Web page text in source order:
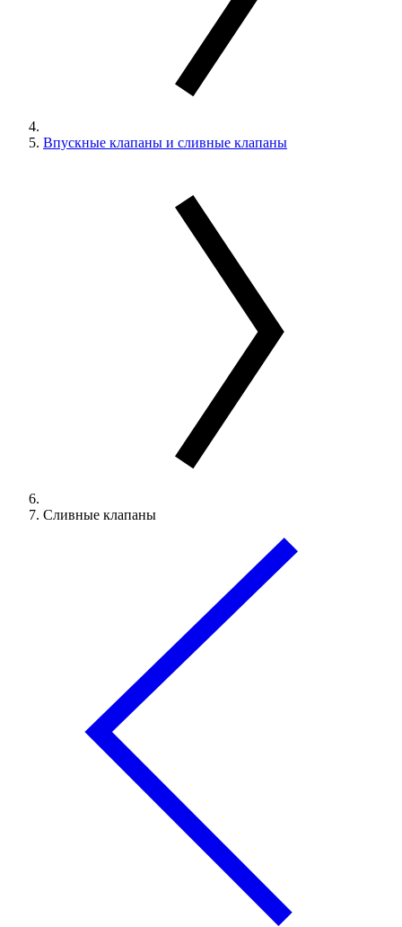
Впускные клапаны и сливные клапаны
Сливные клапаны